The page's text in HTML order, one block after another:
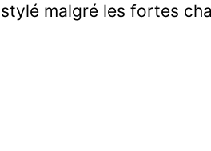
stylé malgré les fortes